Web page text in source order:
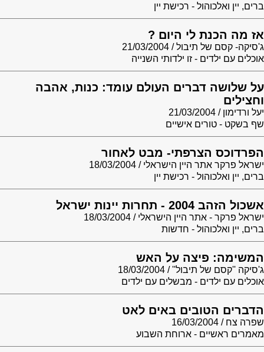
ברים, יין ואלכוהול - רכישת יין
אז מה הכנת לי היום ?
ג'סיקה- קסם של תיבול
21/03/2004
אוכלים עם ילדים - זו ילדותי השנייה
על שלושה דברים העולם עומד: כנות, אהבה
וחצילים
יעל ורדימון
21/03/2004
שף בשקט - טורים אישיים
הפרדוכס הצרפתי- מבט לאחור
ישראל פרקר אתר היין הישראלי
18/03/2004
ברים, יין ואלכוהול - רכישת יין
אשכול הזהב 2004 - תחרות יינות ישראל
ישראל פרקר - אתר היין הישראלי 18/03/2004
ברים, יין ואלכוהול - חדשות
המשימה: פיצה על האש
ג'סיקה ''קסם של תיבול''
18/03/2004
אוכלים עם ילדים - מבשלים עם ילדים
הדברים הטובים באים לאט
שפרה צח
16/03/2004
מאמרים ראשיים - ארוחת השבוע